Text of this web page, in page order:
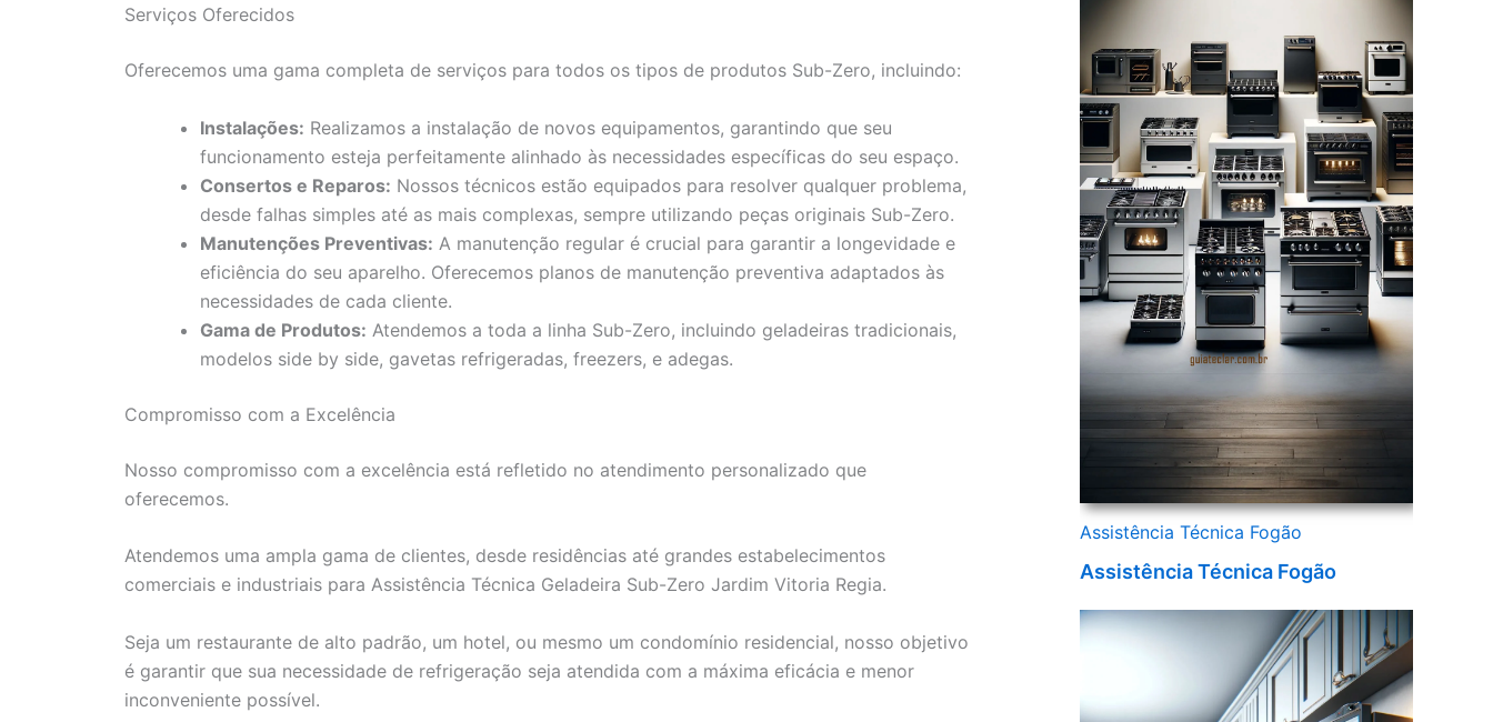
Serviços Oferecidos
Oferecemos uma gama completa de serviços para todos os tipos de produtos Sub-Zero, incluindo:
Instalações: Realizamos a instalação de novos equipamentos, garantindo que seu
funcionamento esteja perfeitamente alinhado às necessidades específicas do seu espaço.
Consertos e Reparos: Nossos técnicos estão equipados para resolver qualquer problema,
desde falhas simples até as mais complexas, sempre utilizando peças originais Sub-Zero.
Manutenções Preventivas: A manutenção regular é crucial para garantir a longevidade e
eficiência do seu aparelho. Oferecemos planos de manutenção preventiva adaptados às
necessidades de cada cliente.
Gama de Produtos: Atendemos a toda a linha Sub-Zero, incluindo geladeiras tradicionais,
modelos side by side, gavetas refrigeradas, freezers, e adegas.
Compromisso com a Excelência
Nosso compromisso com a excelência está refletido no atendimento personalizado que
oferecemos.
Atendemos uma ampla gama de clientes, desde residências até grandes estabelecimentos
comerciais e industriais para Assistência Técnica Geladeira Sub-Zero Jardim Vitoria Regia.
Seja um restaurante de alto padrão, um hotel, ou mesmo um condomínio residencial, nosso objetivo
é garantir que sua necessidade de refrigeração seja atendida com a máxima eficácia e menor
inconveniente possível.
Assistência Técnica Fogão
Assistência Técnica Fogão